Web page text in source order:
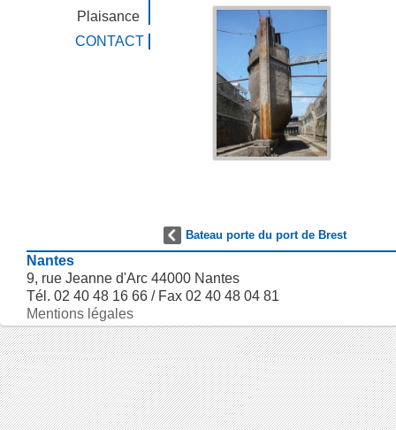
Plaisance
CONTACT
Bateau porte du port de Brest
Nantes
9, rue Jeanne d'Arc 44000 Nantes
Tél. 02 40 48 16 66 / Fax 02 40 48 04 81
Mentions légales